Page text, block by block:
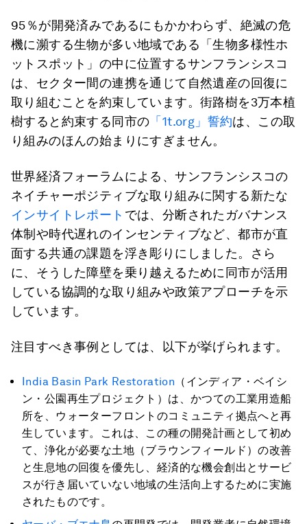
95％が開発済みであるにもかかわらず、絶滅の危
機に瀕する生物が多い地域である「生物多様性ホ
ットスポット」の中に位置するサンフランシスコ
は、セクター間の連携を通じて自然遺産の回復に
取り組むことを約束しています。街路樹を3万本植
樹すると約束する同市の 「1t.org」 誓約は、この取
り組みのほんの始まりにすぎません。
世界経済フォーラムによる、サンフランシスコの
ネイチャーポジティブな取り組みに関する新たな
インサイトレポート では、分断されたガバナンス
体制や時代遅れのインセンティブなど、都市が直
面する共通の課題を浮き彫りにしました。さら
に、そうした障壁を乗り越えるために同市が活用
している協調的な取り組みや政策アプローチを示
しています。
注目すべき事例としては、以下が挙げられます。
India Basin Park Restoration （インディア・ベイシ
ン・公園再生プロジェクト）は、かつての工業用造船
所を、ウォーターフロントのコミュニティ拠点へと再
生しています。これは、この種の開発計画として初め
て、浄化が必要な土地（ブラウンフィールド）の改善
と生息地の回復を優先し、経済的な機会創出とサービ
スが行き届いていない地域の生活向上するために実施
されたものです。